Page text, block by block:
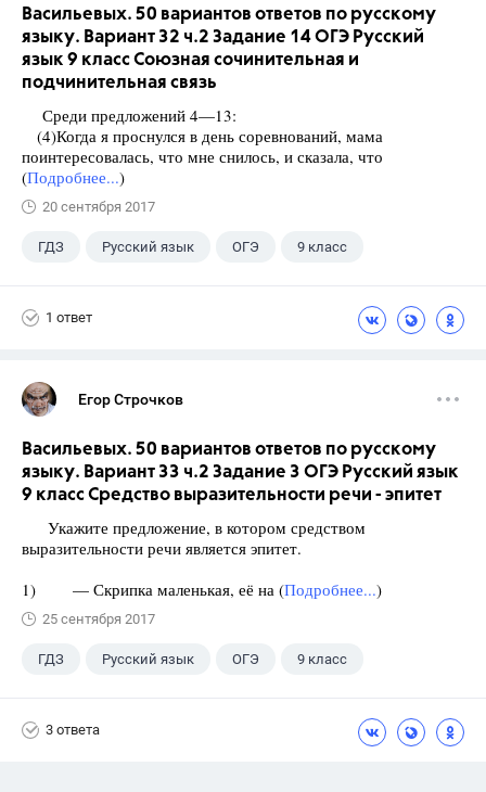
Васильевых. 50 вариантов ответов по русскому
языку. Вариант 32 ч.2 Задание 14 ОГЭ Русский
язык 9 класс Союзная сочинительная и
подчинительная связь
Среди предложений 4—13:
(4)Когда я проснулся в день соревнований, мама
поинтересовалась, что мне снилось, и сказала, что
(Подробнее...)
20 сентября 2017
ГДЗ Русский язык ОГЭ 9 класс
1 ответ
Егор Строчков
Васильевых. 50 вариантов ответов по русскому
языку. Вариант 33 ч.2 Задание 3 ОГЭ Русский язык
9 класс Средство выразительности речи - эпитет
Укажите предложение, в котором средством
выразительности речи является эпитет.
1) — Скрипка маленькая, её на (Подробнее...)
25 сентября 2017
ГДЗ Русский язык ОГЭ 9 класс
3 ответа